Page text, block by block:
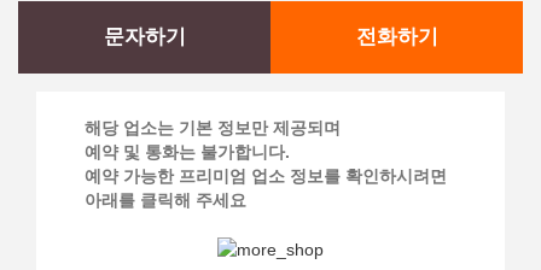
문자하기 전화하기
해당 업소는 기본 정보만 제공되며
예약 및 통화는 불가합니다.
예약 가능한 프리미엄 업소 정보를 확인하시려면
아래를 클릭해 주세요